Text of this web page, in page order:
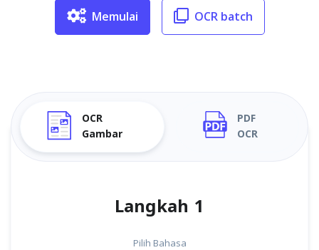
Memulai OCR batch
OCR
Gambar
PDF
OCR
Langkah 1
Pilih Bahasa